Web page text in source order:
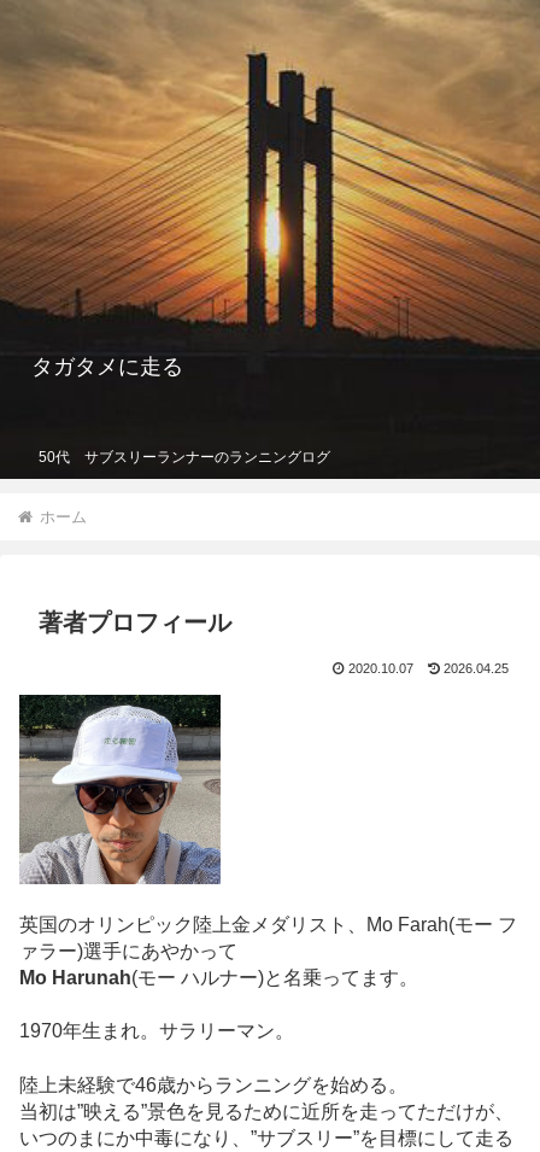
タガタメに走る
50代 サブスリーランナーのランニングログ
ホーム
著者プロフィール
2020.10.07 2026.04.25
英国のオリンピック陸上金メダリスト、Mo Farah(モー フ
ァラー)選手にあやかって
Mo Harunah(モー ハルナー)と名乗ってます。
1970年生まれ。サラリーマン。
陸上未経験で46歳からランニングを始める。
当初は”映える”景色を見るために近所を走ってただけが、
いつのまにか中毒になり、”サブスリー”を目標にして走る